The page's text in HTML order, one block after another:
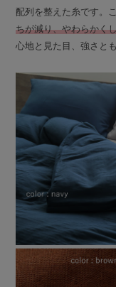
配列を整えた糸です。
ちが減り、やわらかく
心地と見た目、強さと